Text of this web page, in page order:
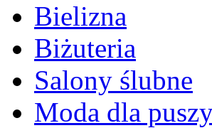
Bielizna
Biżuteria
Salony ślubne
Moda dla